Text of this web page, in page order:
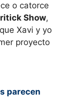
o catorce
Show,
Xavi y yo
proyecto
parecen